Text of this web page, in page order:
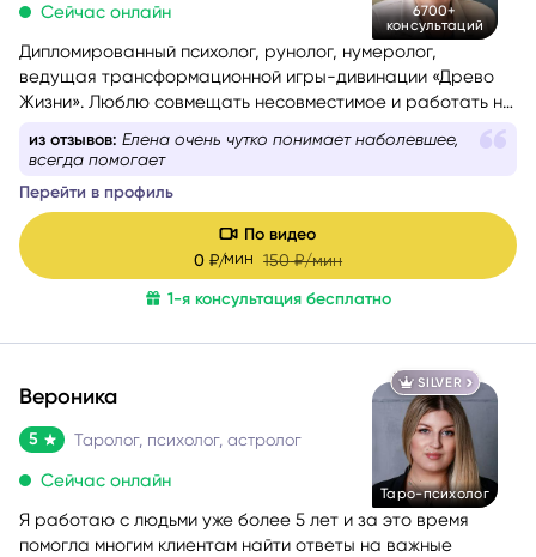
6700+
консультаций
Сейчас онлайн
Дипломированный психолог, рунолог, нумеролог,
ведущая трансформационной игры-дивинации «Древо
Жизни». Люблю совмещать несовместимое и работать на
нумерологии.
потребности, найти причины проблемных ситуаций и
оптимальные способы их решения. Работаю с такими
запросами.
из отзывов: Елена очень чутко понимает наболевшее,
всегда помогает
Перейти в профиль
По видео
0 ₽/мин150 ₽/мин
1-я консультация бесплатно
SILVER
Таро-психолог
Вероника
5 Таролог, психолог, астролог
Сейчас онлайн
Я работаю с людьми уже более 5 лет и за это время
помогла многим клиентам найти ответы на важные